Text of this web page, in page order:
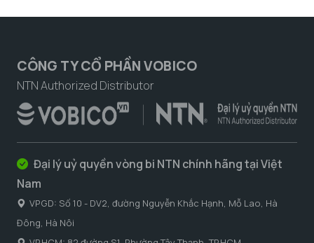
CÔNG TY CỔ PHẦN VOBICO
NTN Authorized Distributor
Đại lý uỷ quyền vòng bi NTN chính hãng tại Việt
Nam
VPGD: Số 10 - DV2, đường Nguyễn Khắc Hạnh, Mỗ Lao, Hà
Đông, Hà Nôi